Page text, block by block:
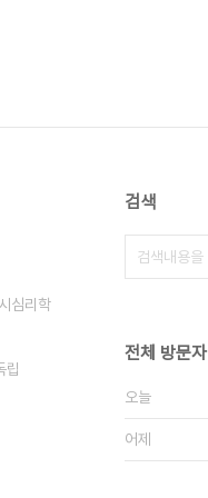
심리학
립
검색
전체 방문자
오늘
어제